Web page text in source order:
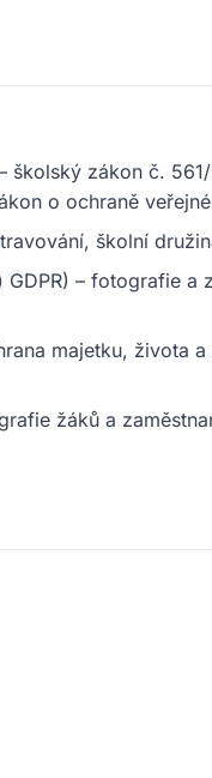
školský zákon č.
o ochraně
školní
– fotografie a
majetku, života
žáků a